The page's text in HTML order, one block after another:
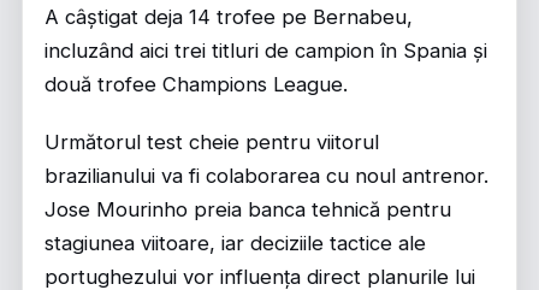
A câștigat deja 14 trofee pe Bernabeu,
incluzând aici trei titluri de campion în Spania și
două trofee Champions League.
Următorul test cheie pentru viitorul
brazilianului va fi colaborarea cu noul antrenor.
Jose Mourinho preia banca tehnică pentru
stagiunea viitoare, iar deciziile tactice ale
portughezului vor influența direct planurile lui